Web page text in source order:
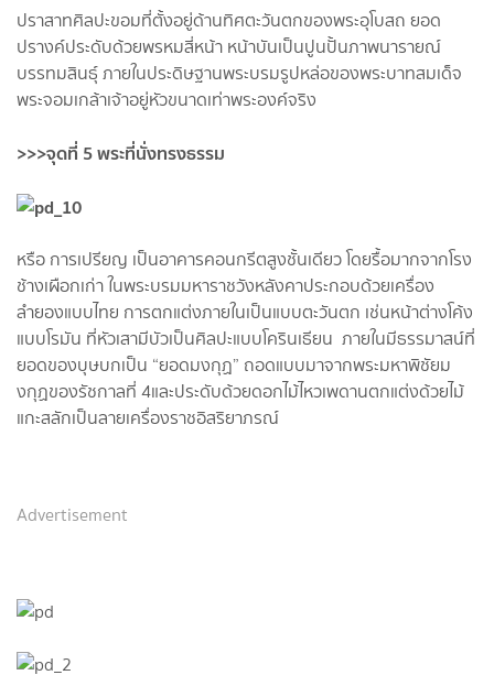
ปราสาทศิลปะขอมที่ตั้งอยู่ด้านทิศตะวันตกของพระอุโบสถ ยอด
ปรางค์ประดับด้วยพรหมสี่หน้า หน้าบันเป็นปูนปั้นภาพนารายณ์
บรรทมสินธุ์ ภายในประดิษฐานพระบรมรูปหล่อของพระบาทสมเด็จ
พระจอมเกล้าเจ้าอยู่หัวขนาดเท่าพระองค์จริง
>>>จุดที่ 5 พระที่นั่งทรงธรรม
หรือ การเปรียญ เป็นอาคารคอนกรีตสูงชั้นเดียว โดยรื้อมากจากโรง
ช้างเผือกเก่า ในพระบรมมหาราชวังหลังคาประกอบด้วยเครื่อง
ลำยองแบบไทย การตกแต่งภายในเป็นแบบตะวันตก เช่นหน้าต่างโค้ง
แบบโรมัน ที่หัวเสามีบัวเป็นศิลปะแบบโครินเธียน ภายในมีธรรมาสน์ที่
ยอดของบุษบกเป็น “ยอดมงกุฏ” ถอดแบบมาจากพระมหาพิชัยม
งกุฏของรัชกาลที่ 4และประดับด้วยดอกไม้ไหวเพดานตกแต่งด้วยไม้
แกะสลักเป็นลายเครื่องราชอิสริยาภรณ์
Advertisement